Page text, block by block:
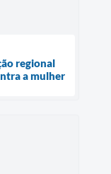
regional
a mulher